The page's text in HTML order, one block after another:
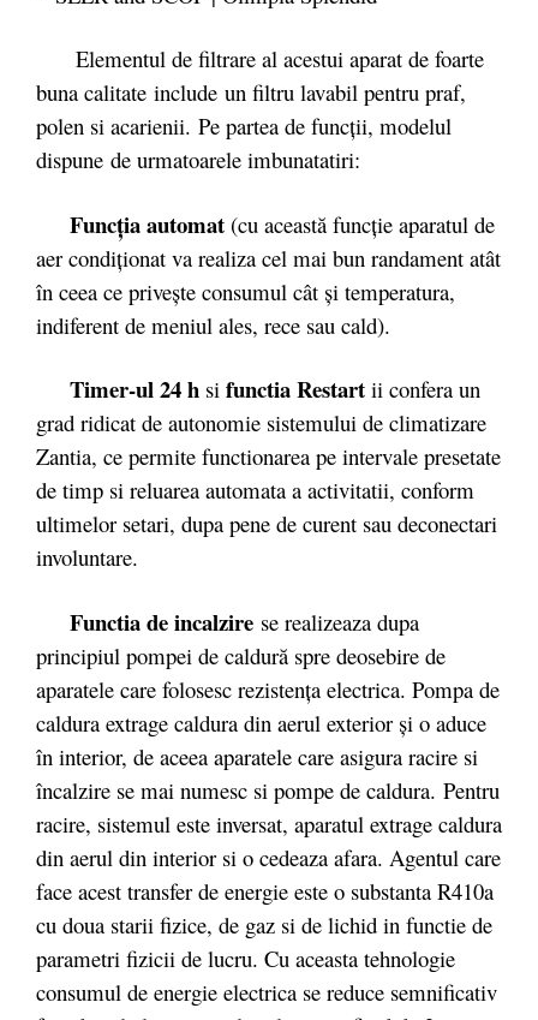
Elementul de filtrare al acestui aparat de foarte
buna calitate include un filtru lavabil pentru praf,
polen si acarienii. Pe partea de funcții, modelul
dispune de urmatoarele imbunatatiri:
Funcţia automat (cu această funcţie aparatul de
aer condiţionat va realiza cel mai bun randament atât
în ceea ce priveşte consumul cât şi temperatura,
indiferent de meniul ales, rece sau cald).
Timer-ul24 h si functia Restart ii confera un
grad ridicat de autonomie sistemului de climatizare
Zantia, ce permite functionarea pe intervale presetate
de timp si reluarea automata a activitatii, conform
ultimelor setari, dupa pene de curent sau deconectari
involuntare.
Functia de incalzire se realizeaza dupa
principiul pompei de caldură spre deosebire de
aparatele care folosesc rezistenţa electrica. Pompa de
caldura extrage caldura din aerul exterior şi o aduce
în interior, de aceea aparatele care asigura racire si
încalzire se mai numesc si pompe de caldura. Pentru
racire, sistemul este inversat, aparatul extrage caldura
din aerul din interior si o cedeaza afara. Agentul care
face acest transfer de energie este o substanta R410a
cu doua starii fizice, de gaz si de lichid in functie de
parametri fizicii de lucru. Cu aceasta tehnologie
consumul de energie electrica se reduce semnificativ